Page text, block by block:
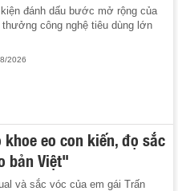
đánh dấu bước mở rộng của
thưởng công nghệ tiêu dùng lớn
2026
eo con kiến, đọ sắc
bản Việt"
và sắc vóc của em gái Trấn